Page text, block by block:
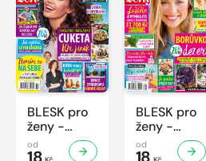
BLESK pro
ženy -
32/2026
od
18
BLESK pro
ženy -
31/2026
od
18